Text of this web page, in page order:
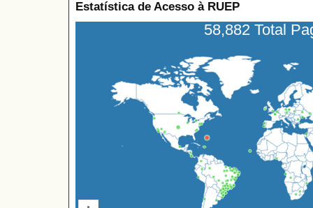
Estatística de Acesso à RUEP
58,882 Total